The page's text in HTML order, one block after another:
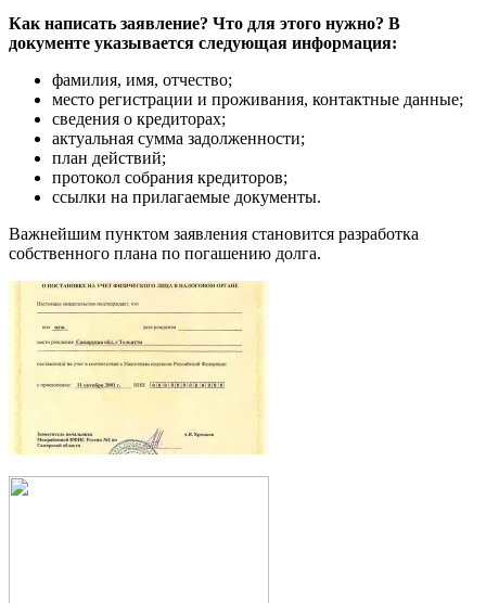
Как написать заявление? Что для этого нужно? В
документе указывается следующая информация:
фамилия, имя, отчество;
место регистрации и проживания, контактные данные;
сведения о кредиторах;
актуальная сумма задолженности;
план действий;
протокол собрания кредиторов;
ссылки на прилагаемые документы.
Важнейшим пунктом заявления становится разработка
собственного плана по погашению долга.